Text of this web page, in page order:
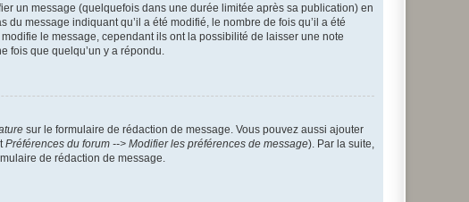
un message (quelquefois dans une durée limitée après sa publication) en
message indiquant qu’il a été modifié, le nombre de fois qu’il a été
le message, cependant ils ont la possibilité de laisser une note
fois que quelqu’un y a répondu.
sur le formulaire de rédaction de message. Vous pouvez aussi ajouter
Préférences du forum --> Modifier les préférences de message). Par la suite,
de rédaction de message.